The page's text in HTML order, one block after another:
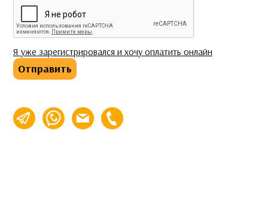
Я уже зарегистрировался и хочу оплатить онлайн
Отправить
info@espalabra.ru
+7 (495) 920-32-76